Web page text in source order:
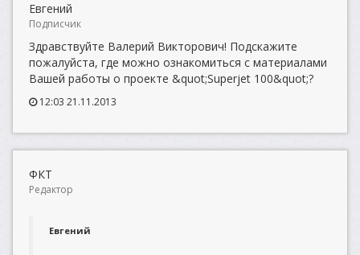
Евгений
Подписчик
Здравствуйте Валерий Викторович! Подскажите
пожалуйста, где можно ознакомиться с материалами
Вашей работы о проекте &quot;Superjet 100&quot;?
12:03 21.11.2013
ФКТ
Редактор
Евгений